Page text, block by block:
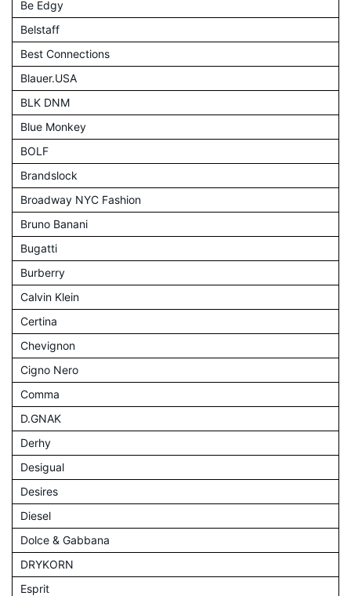
Be Edgy
Belstaff
Best Connections
Blauer.USA
BLK DNM
Blue Monkey
BOLF
Brandslock
Broadway NYC Fashion
Bruno Banani
Bugatti
Burberry
Calvin Klein
Certina
Chevignon
Cigno Nero
Comma
D.GNAK
Derhy
Desigual
Desires
Diesel
Dolce & Gabbana
DRYKORN
Esprit